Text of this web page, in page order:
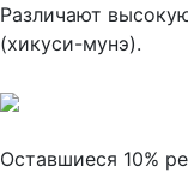
Различают
(хикуси-мунэ).
Оставшиеся 10%